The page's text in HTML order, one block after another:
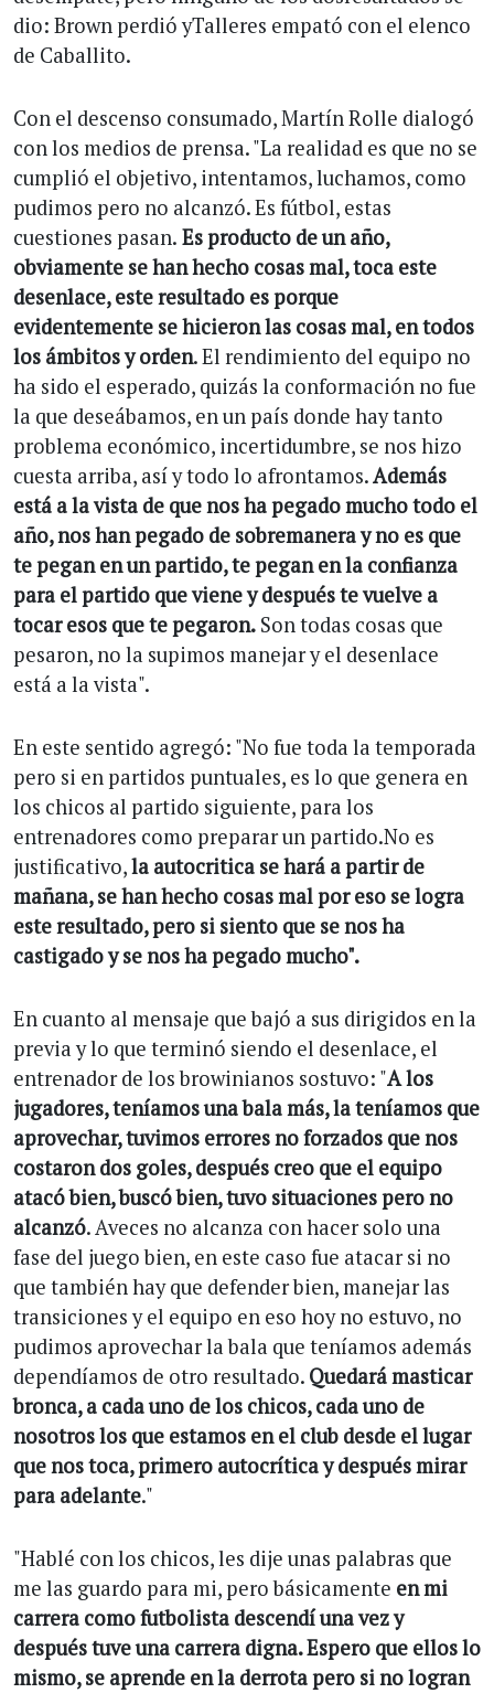
dio: Brown perdió yTalleres empató con el elenco
de Caballito.
Con el descenso consumado, Martín Rolle dialogó
con los medios de prensa. "La realidad es que no se
cumplió el objetivo, intentamos, luchamos, como
pudimos pero no alcanzó. Es fútbol, estas
cuestiones pasan. Es producto de un año,
obviamente se han hecho cosas mal, toca este
desenlace, este resultado es porque
evidentemente se hicieron las cosas mal, en todos
los ámbitos y orden. El rendimiento del equipo no
ha sido el esperado, quizás la conformación no fue
la que deseábamos, en un país donde hay tanto
problema económico, incertidumbre, se nos hizo
cuesta arriba, así y todo lo afrontamos.Además
está a la vista de que nos ha pegado mucho todo el
año, nos han pegado de sobremanera y no es que
te pegan en un partido, te pegan en la confianza
para el partido que viene y después te vuelve a
tocar esos que te pegaron. Son todas cosas que
pesaron, no la supimos manejar y el desenlace
está a la vista".
En este sentido agregó: "No fue toda la temporada
pero si en partidos puntuales, es lo que genera en
los chicos al partido siguiente, para los
entrenadores como preparar un partido.No es
justificativo,la autocritica se hará a partir de
mañana, se han hecho cosas mal por eso se logra
este resultado, pero si siento que se nos ha
castigado y se nos ha pegado mucho".
En cuanto al mensaje que bajó a sus dirigidos en la
previa y lo que terminó siendo el desenlace, el
entrenador de los browinianos sostuvo: "A los
jugadores, teníamos una bala más, la teníamos que
aprovechar, tuvimos errores no forzados que nos
costaron dos goles, después creo que el equipo
atacó bien, buscó bien, tuvo situaciones pero no
alcanzó. Aveces no alcanza con hacer solo una
fase del juego bien, en este caso fue atacar si no
que también hay que defender bien, manejar las
transiciones y el equipo en eso hoy no estuvo, no
pudimos aprovechar la bala que teníamos además
dependíamos de otro resultado. Quedará masticar
bronca, a cada uno de los chicos, cada uno de
nosotros los que estamos en el club desde el lugar
que nos toca, primero autocrítica y después mirar
para adelante."
"Hablé con los chicos, les dije unas palabras que
me las guardo para mi, pero básicamente en mi
carrera como futbolista descendí una vez y
después tuve una carrera digna. Espero que ellos lo
mismo, se aprende en la derrota pero si no logran